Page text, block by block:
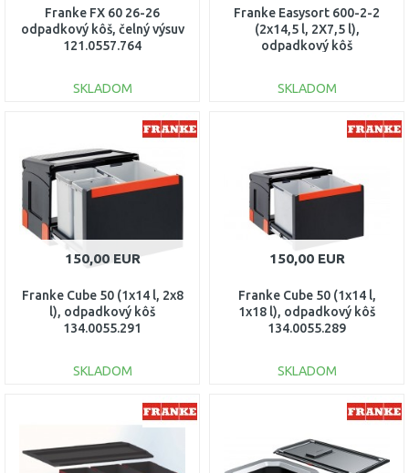
Franke FX 60 26-26
odpadkový kôš, čelný výsuv
121.0557.764
SKLADOM
DO KOŠÍKA
Porovnať
Franke Easysort 600-2-2
(2x14,5 l, 2X7,5 l),
odpadkový kôš
SKLADOM
DO KOŠÍKA
150,00 EUR
Franke Cube 50 (1x14 l, 2x8
l), odpadkový kôš
134.0055.291
SKLADOM
DO KOŠÍKA
Porovnať
150,00 EUR
Franke Cube 50 (1x14 l,
1x18 l), odpadkový kôš
134.0055.289
SKLADOM
DO KOŠÍKA
Porovnať